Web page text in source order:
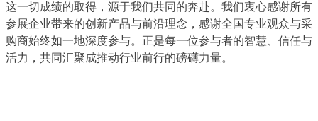
这一切成绩的取得，源于我们共同的奔赴。我们衷心感谢所有
参展企业带来的创新产品与前沿理念，感谢全国专业观众与采
购商始终如一地深度参与。正是每一位参与者的智慧、信任与
活力，共同汇聚成推动行业前行的磅礴力量。